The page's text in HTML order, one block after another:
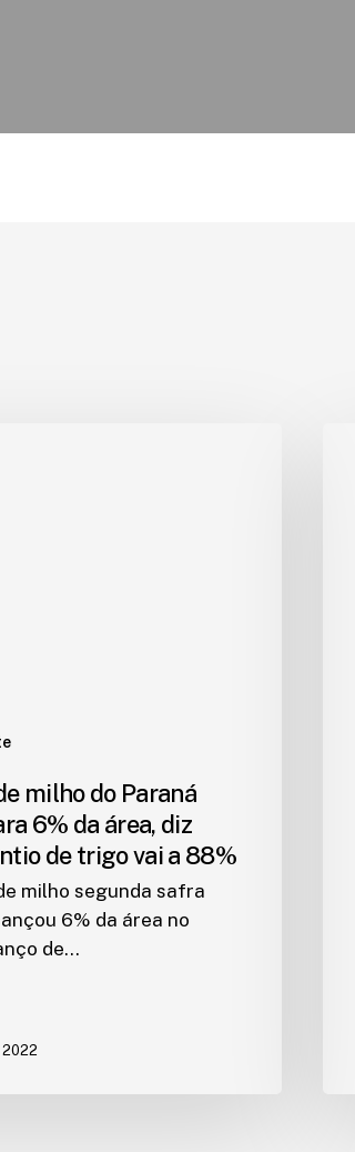
milho do Paraná
6% da área, diz
de trigo vai a 88%
milho segunda safra
6% da área no
de…